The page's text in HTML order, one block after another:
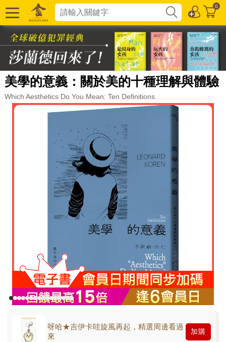
0
美學的意義：關於美的十種理解與體驗
Which Aesthetics Do You Mean: Ten Definitions
呀哈★吉伊卡哇旋風再起，精選周邊看過
來
加購